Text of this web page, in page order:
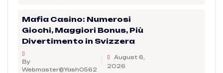
Mafia Casino: Numerosi
Giochi, Maggiori Bonus, Più
Divertimento in Svizzera
By
Webmaster@Yash0562
August 6,
2026